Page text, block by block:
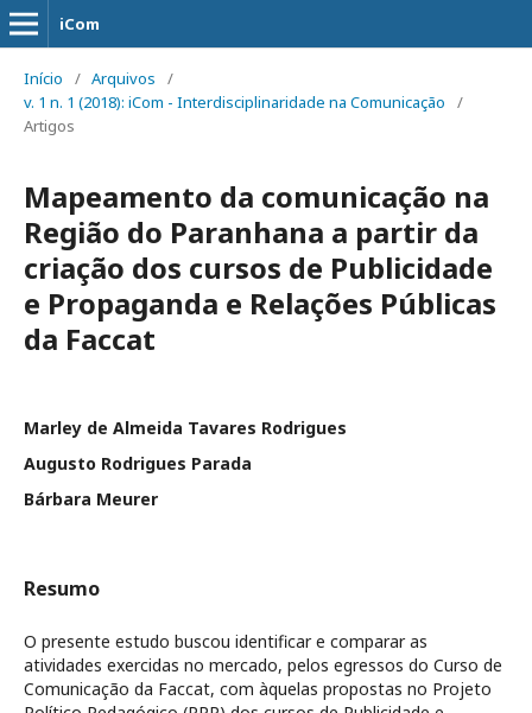
iCom
Início / Arquivos
/
v. 1 n. 1 (2018): iCom - Interdisciplinaridade na Comunicação
/
Artigos
Mapeamento da comunicação na
Região do Paranhana a partir da
criação dos cursos de Publicidade
e Propaganda e Relações Públicas
da Faccat
Marley de Almeida Tavares Rodrigues
Augusto Rodrigues Parada
Bárbara Meurer
Resumo
O presente estudo buscou identificar e comparar as
atividades exercidas no mercado, pelos egressos do Curso de
Comunicação da Faccat, com àquelas propostas no Projeto